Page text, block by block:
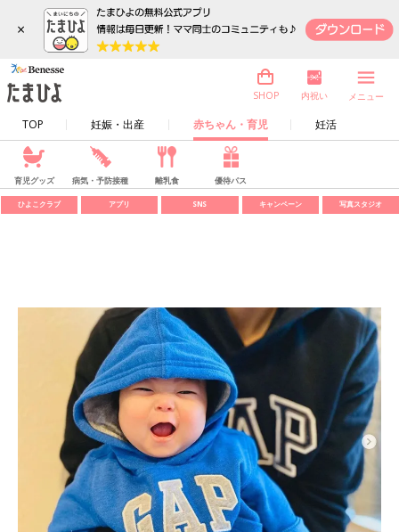
×
TOP 妊娠・出産 赤ちゃん・育児 妊活
SHOP 内祝い メニュー
育児グッズ 病気・予防接種 離乳食 優待パス
ひよこクラブ アプリ SNS キャンペーン 写真スタジオ